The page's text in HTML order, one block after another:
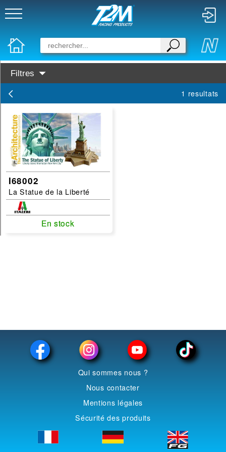
Filtres
En Stock
Prochainement dispo
Marques :
Italeri
Categories :
architecture
1 resultats
I68002
La Statue de la Liberté
En stock
En stock
Qui sommes nous ?
Nous contacter
Mentions légales
Sécurité des produits